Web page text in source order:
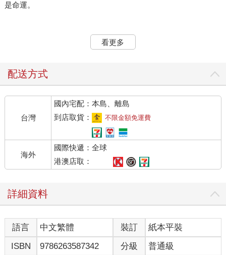
是命運。
殯儀館獨立空間內，孤寒涼冷，只有強力排氣運轉聲。四面是白
線……。
玄英置身其中，自在熟練地操作工具。
這是另一個沉浸式世界，這世界有嗆鼻的消毒水味，非一般人可
以忍；環境嚴肅，更需強大心臟。常常面對受損嚴重的大體，情
緒也變得克制壓抑，好容易就看淡身外物，更重視精神的潔淨。
但是……用情深的人，會有好下場嗎？
人人歌頌情深可貴，然而看看新聞讀讀八卦，痴情人往往沒有好
下場，負心人轉頭愛新歡。多情不壽似乎是真的，到底該不該認
真去愛誰？
看更多
配送方式
台灣
國內宅配：本島、離島
到店取貨：
不限金額免運費
海外
國際快遞：全球
港澳店取：
詳細資料
語言 中文繁體 裝訂
紙本平裝
ISBN
9786263587342 分級 普通級